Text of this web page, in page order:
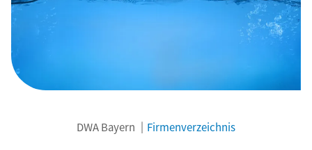
DWA Bayern Firmenverzeichnis